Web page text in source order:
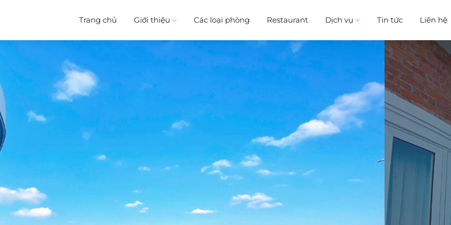
Trang chủ Giới thiệu Các loại phòng Restaurant Dịch vụ Tin tức Liên hệ